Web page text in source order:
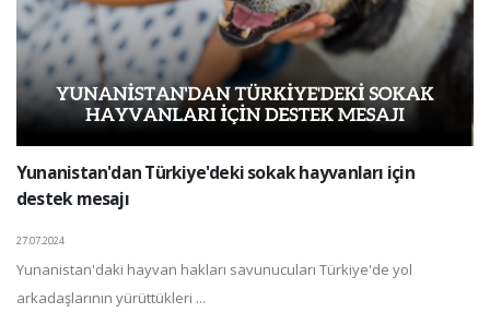
Yunanistan'dan Türkiye'deki sokak hayvanları için
destek mesajı
27.07.2024
Yunanistan'daki hayvan hakları savunucuları Türkiye'de yol
arkadaşlarının yürüttükleri ...